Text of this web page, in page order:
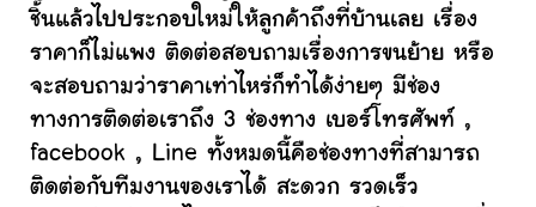
ชิ้นแล้วไปประกอบใหม่ให้ลูกค้าถึงที่บ้านเลย เรื่อง
ราคาก็ไม่แพง ติดต่อสอบถามเรื่องการขนย้าย หรือ
จะสอบถามว่าราคาเท่าไหร่ก็ทำได้ง่ายๆ มีช่อง
ทางการติดต่อเราถึง 3 ช่องทาง เบอร์โทรศัพท์ ,
facebook , Line ทั้งหมดนี้คือช่องทางที่สามารถ
ติดต่อกับทีมงานของเราได้ สะดวก รวดเร็ว